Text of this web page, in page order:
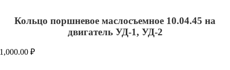
Кольцо поршневое маслосъемное 10.04.45 на
двигатель УД-1, УД-2
1,000.00₽